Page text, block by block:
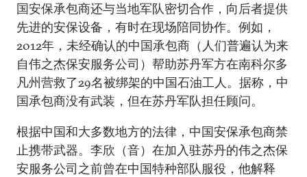
国安保承包商还与当地军队密切合作，向后者提供
先进的安保设备，有时在现场陪同协作。例如，
2012年，未经确认的中国承包商（人们普遍认为来
自伟之杰保安服务公司）帮助苏丹军方在南科尔多
凡州营救了29名被绑架的中国石油工人。据称，中
国承包商没有武装，但在苏丹军队担任顾问。
根据中国和大多数地方的法律，中国安保承包商禁
止携带武器。李欣（音）在加入驻苏丹的伟之杰保
安服务公司之前曾在中国特种部队服役，他解释